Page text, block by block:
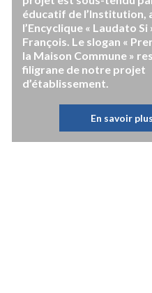
éducatif de l’Institution,
l’Encyclique « Laudato Si
François. Le slogan «
la Maison Commune »
filigrane de notre projet
d’établissement.
En savoir plus